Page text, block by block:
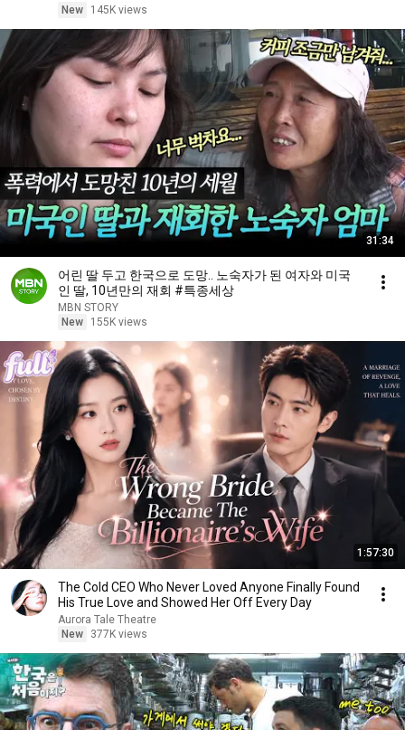
New
145K views
31:34
어린 딸 두고 한국으로 도망.. 노숙자가 된 여자와 미국
인 딸, 10년만의 재회 #특종세상
MBN STORY
New
155K views
1:57:30
The Cold CEO Who Never Loved Anyone Finally Found
His True Love and Showed Her Off Every Day
Aurora Tale Theatre
New
377K views